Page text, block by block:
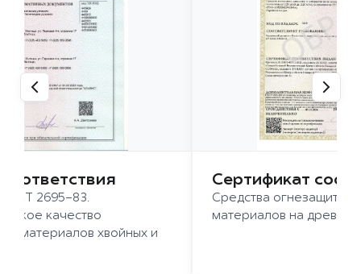
2695-83.
качество
хвойных и
Сертификат
Средства огнезащиты
материалов на